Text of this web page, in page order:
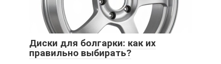
Диски для болгарки: как их
правильно выбирать?